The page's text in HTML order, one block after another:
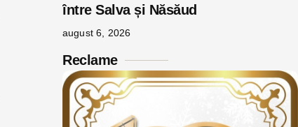
între Salva și Năsăud
august 6, 2026
Reclame